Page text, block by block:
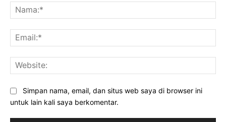
Simpan nama, email, dan situs web saya di browser ini
untuk lain kali saya berkomentar.